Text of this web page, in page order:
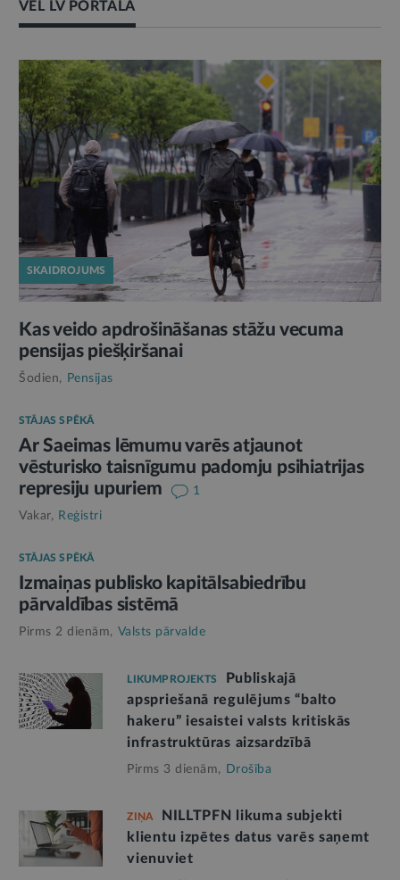
VĒL LV PORTĀLĀ
SKAIDROJUMS
Kas veido apdrošināšanas stāžu vecuma
pensijas piešķiršanai
Šodien, Pensijas
STĀJAS SPĒKĀ
Ar Saeimas lēmumu varēs atjaunot
vēsturisko taisnīgumu padomju psihiatrijas
represiju upuriem
1
Vakar, Reģistri
STĀJAS SPĒKĀ
Izmaiņas publisko kapitālsabiedrību
pārvaldības sistēmā
Pirms 2 dienām, Valsts pārvalde
LIKUMPROJEKTS
Publiskajā
apspriešanā regulējums “balto
hakeru” iesaistei valsts kritiskās
infrastruktūras aizsardzībā
Pirms 3 dienām, Drošība
ZIŅA
NILLTPFN likuma subjekti
klientu izpētes datus varēs saņemt
vienuviet